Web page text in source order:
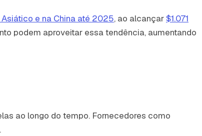
e na China até 2025, ao alcançar$1.071
podem aproveitar essa tendência, aumentando
ao longo do tempo. Fornecedores como